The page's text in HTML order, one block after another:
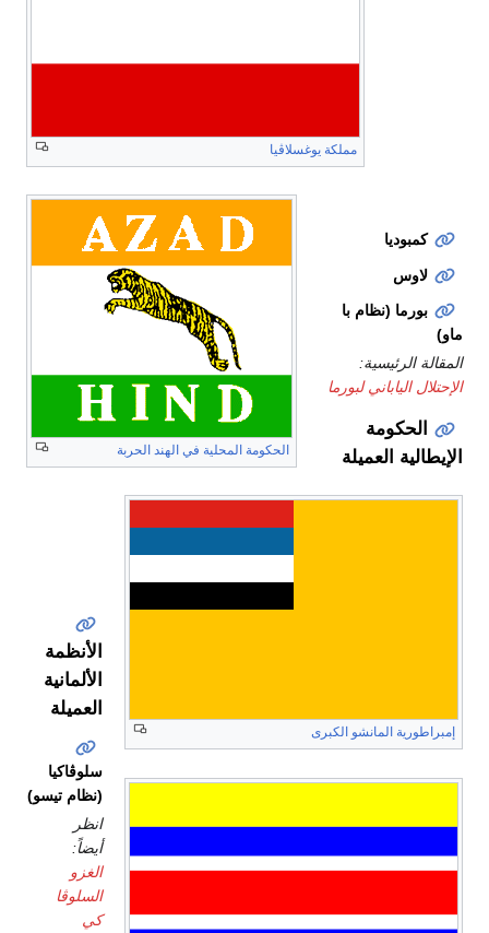
مملكة يوغسلاڤيا
الحكومة المحلية في الهند الحربة
إمبراطورية المانشو الكبرى
ڤيتنام
كمبوديا
لاوس
بورما (نظام با
ماو)
المقالة الرئيسية:
الإحتلال الياباني لبورما
الحكومة
الإيطالية العميلة
الأنظمة
الألمانية
العميلة
سلوڤاكيا
(نظام تيسو)
انظر
أيضاً:
الغزو
السلوڤا
كي